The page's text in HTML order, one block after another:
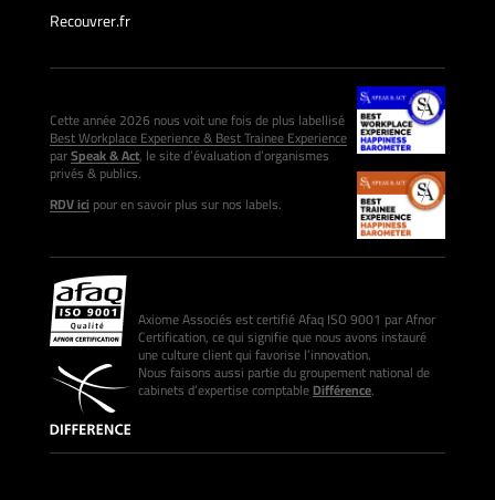
Recouvrer.fr
Cette année 2026 nous voit une fois de plus labellisé
Best Workplace Experience & Best Trainee Experience
parSpeak & Act, le site d’évaluation d’organismes
privés & publics.
RDV icipour en savoir plus sur nos labels.
Axiome Associés est certifié Afaq ISO 9001 par Afnor
Certification, ce qui signifie que nous avons instauré
une culture client qui favorise l’innovation.
Nous faisons aussi partie du groupement national de
cabinets d’expertise comptableDifférence.